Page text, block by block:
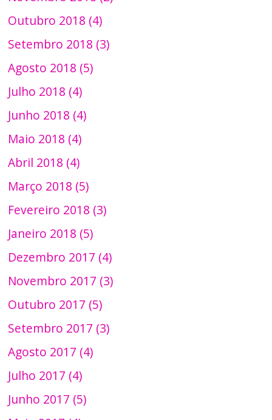
Outubro 2018 (4)
Setembro 2018 (3)
Agosto 2018 (5)
Julho 2018 (4)
Junho 2018 (4)
Maio 2018 (4)
Abril 2018 (4)
Março 2018 (5)
Fevereiro 2018 (3)
Janeiro 2018 (5)
Dezembro 2017 (4)
Novembro 2017 (3)
Outubro 2017 (5)
Setembro 2017 (3)
Agosto 2017 (4)
Julho 2017 (4)
Junho 2017 (5)